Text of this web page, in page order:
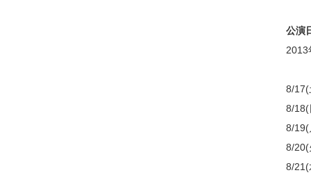
公演
2013
8/17(
8/18(
8/19(
8/20(
8/21(